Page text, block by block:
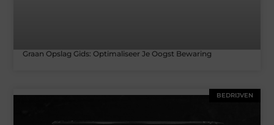
Graan Opslag Gids: Optimaliseer Je Oogst Bewaring
BEDRIJVEN